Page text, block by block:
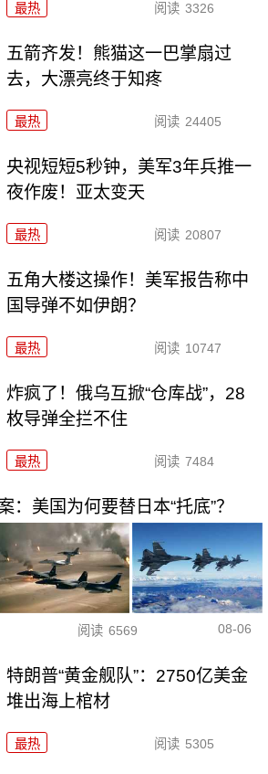
最热 阅读 3326
五箭齐发！熊猫这一巴掌扇过
去，大漂亮终于知疼
最热 阅读 24405
央视短短5秒钟，美军3年兵推一
夜作废！亚太变天
最热 阅读 20807
五角大楼这操作！美军报告称中
国导弹不如伊朗？
最热 阅读 10747
炸疯了！俄乌互掀“仓库战”，28
枚导弹全拦不住
最热 阅读 7484
：美国为何要替日本“托底”？
阅读 6569 08-06
特朗普“黄金舰队”：2750亿美金
堆出海上棺材
最热 阅读 5305